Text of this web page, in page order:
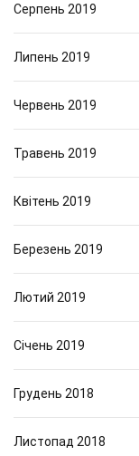
Серпень 2019
Липень 2019
Червень 2019
Травень 2019
Квітень 2019
Березень 2019
Лютий 2019
Січень 2019
Грудень 2018
Листопад 2018